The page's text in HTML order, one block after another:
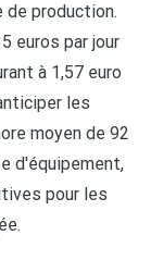
production.
euros par jour
à 1,57 euro
les
moyen de 92
d'équipement,
pour les